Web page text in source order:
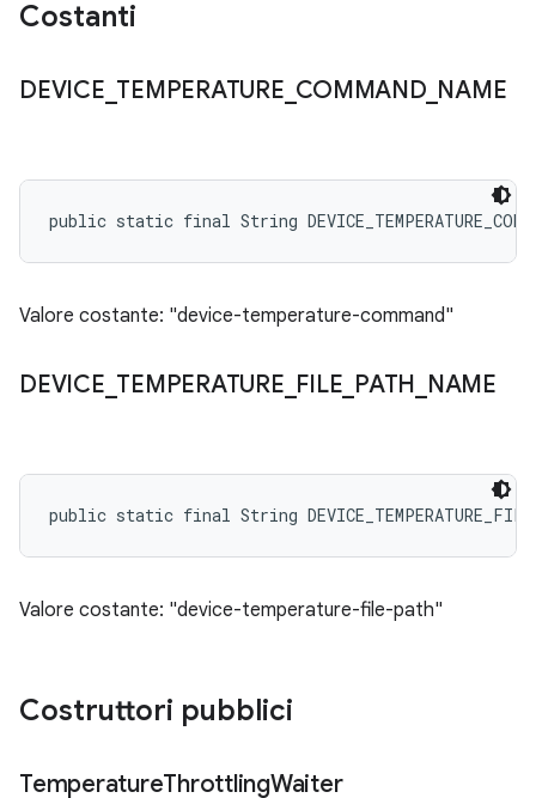
Costanti
DEVICE TEMPERATURE COMMAND_ NAME
public static final String
Valore costante: "device-temperature-command"
DEVICE TEMPERATURE FILE PATH NAME
public static final String
Valore costante: "device-temperature-file-path"
Costruttori pubblici
TemperatureThrottlingWaiter